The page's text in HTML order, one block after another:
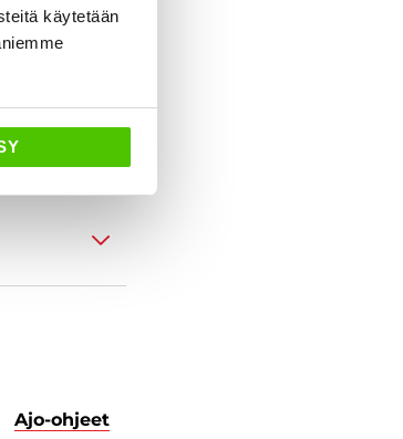
käytetään
Ajo-ohjeet